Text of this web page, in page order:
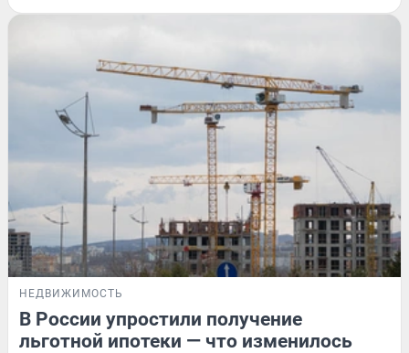
НЕДВИЖИМОСТЬ
В России упростили получение
льготной ипотеки — что изменилось